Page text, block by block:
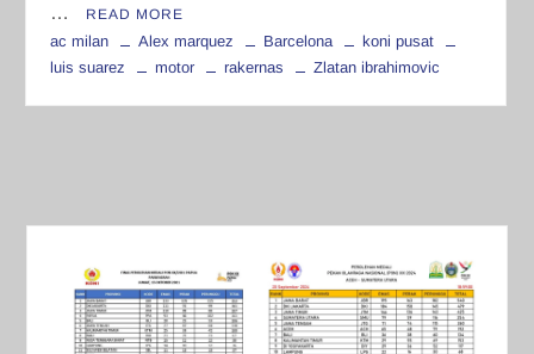
… READ MORE
ac milan Alex marquez Barcelona
koni pusat
luis suarez
motor rakernas Zlatan ibrahimovic